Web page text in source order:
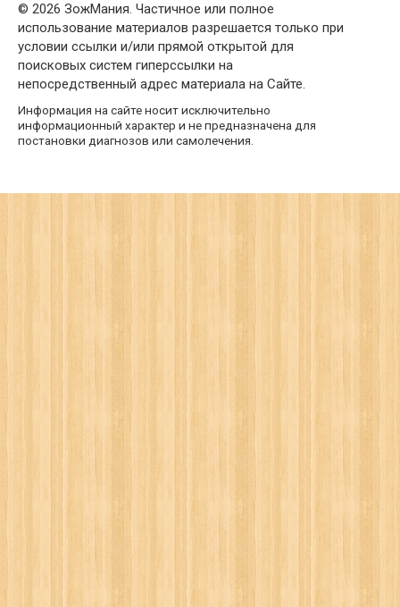
© 2026 ЗожМания. Частичное или полное
использование материалов разрешается только при
условии ссылки и/или прямой открытой для
поисковых систем гиперссылки на
непосредственный адрес материала на Сайте.
Информация на сайте носит исключительно
информационный характер и не предназначена для
постановки диагнозов или самолечения.